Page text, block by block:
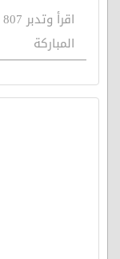
المباركة